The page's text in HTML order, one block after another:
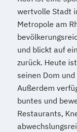
wertvolle Stadt
Metropole am
und blickt auf
zurück. Heute
seinen Dom
Außerdem
buntes und
Restaurants,